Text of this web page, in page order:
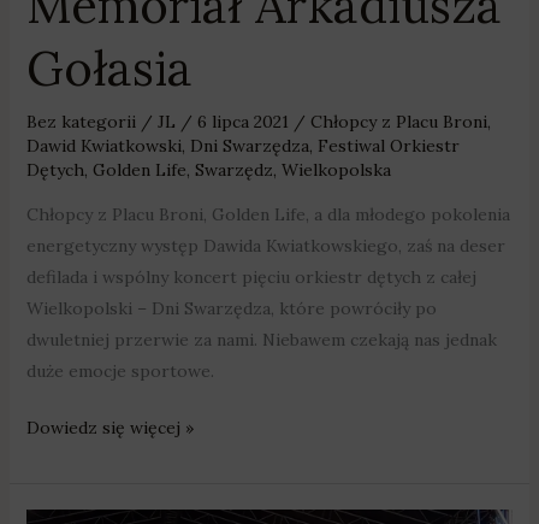
Gołasia
Bez kategorii/ JL / 6 lipca 2021 / Chłopcy z Placu Broni,
Dawid Kwiatkowski, Dni Swarzędza, Festiwal Orkiestr
Dętych, Golden Life, Swarzędz, Wielkopolska
Chłopcy z Placu Broni, Golden Life, a dla młodego pokolenia
energetyczny występ Dawida Kwiatkowskiego, zaś na deser
defilada i wspólny koncert pięciu orkiestr dętych z całej
Wielkopolski – Dni Swarzędza, które powróciły po
dwuletniej przerwie za nami. Niebawem czekają nas jednak
duże emocje sportowe.
Dowiedz się więcej »